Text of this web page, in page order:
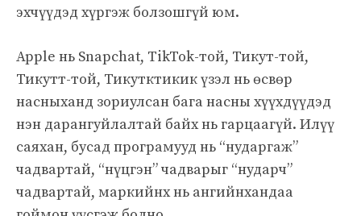
эхчүүдэд хүргэж болзошгүй юм.
Apple нь Snapchat, TikTok-той, Тикут-той,
Тикутт-той, Тикутктикик үзэл нь өсвөр
насныханд зориулсан бага насны хүүхдүүдэд
нэн дарангуйлалтай байх нь гарцаагүй. Илүү
саяхан, бусад програмууд нь “нударгаж”
чадвартай, “нүцгэн” чадварыг “нударч”
чадвартай, маркийнх нь ангийнхандаа